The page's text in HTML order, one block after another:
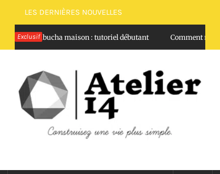
contenu
LES DERNIÈRES NOUVELLES
Exclusif
mère kombucha maison : tutoriel débutant Comment
ATELIER 14